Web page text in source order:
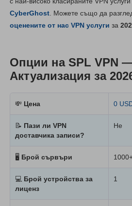
Надеждност и поддръжка 2.0
CyberGhost. Можете също да
оценените от нас VPN услуги за
Опции на SPL VPN
Актуализация за
💸 Цена 0
📝 Пази ли VPN
доставчика записи?
Не
🖥 Брой сървъри
💻 Брой устройства за
лиценз
1